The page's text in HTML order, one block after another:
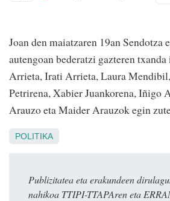
Joan den maiatzaren 19an Sendotza
autengoan bederatzi gazteren
Arrieta, Irati Arrieta, Laura
Petrirena, Xabier Juankorena, Iñigo
Arauzo eta Maider Arauzok egin
POLITIKA
Publizitatea eta erakundeen
nahikoa TTIPI-TTAPAren eta